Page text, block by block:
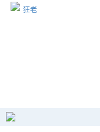
狂老